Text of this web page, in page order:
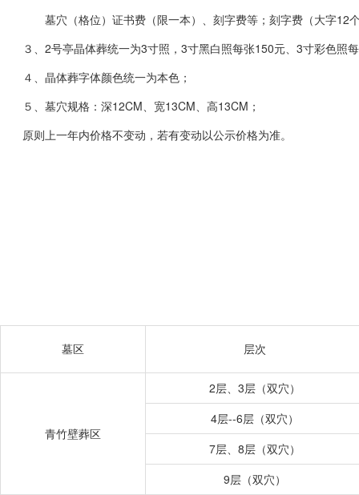
墓穴（格位）证书费（限一本）、刻字费等；刻字费（大字12
３、2号亭晶体葬统一为3寸照，3寸黑白照每张150元、3寸彩色照
４、晶体葬字体颜色统一为本色；
５、墓穴规格：深12CM、宽13CM、高13CM；
原则上一年内价格不变动，若有变动以公示价格为准。
墓区 层次
青竹壁葬区
2层、3层（双穴）
4层--6层（双穴）
7层、8层（双穴）
9层（双穴）